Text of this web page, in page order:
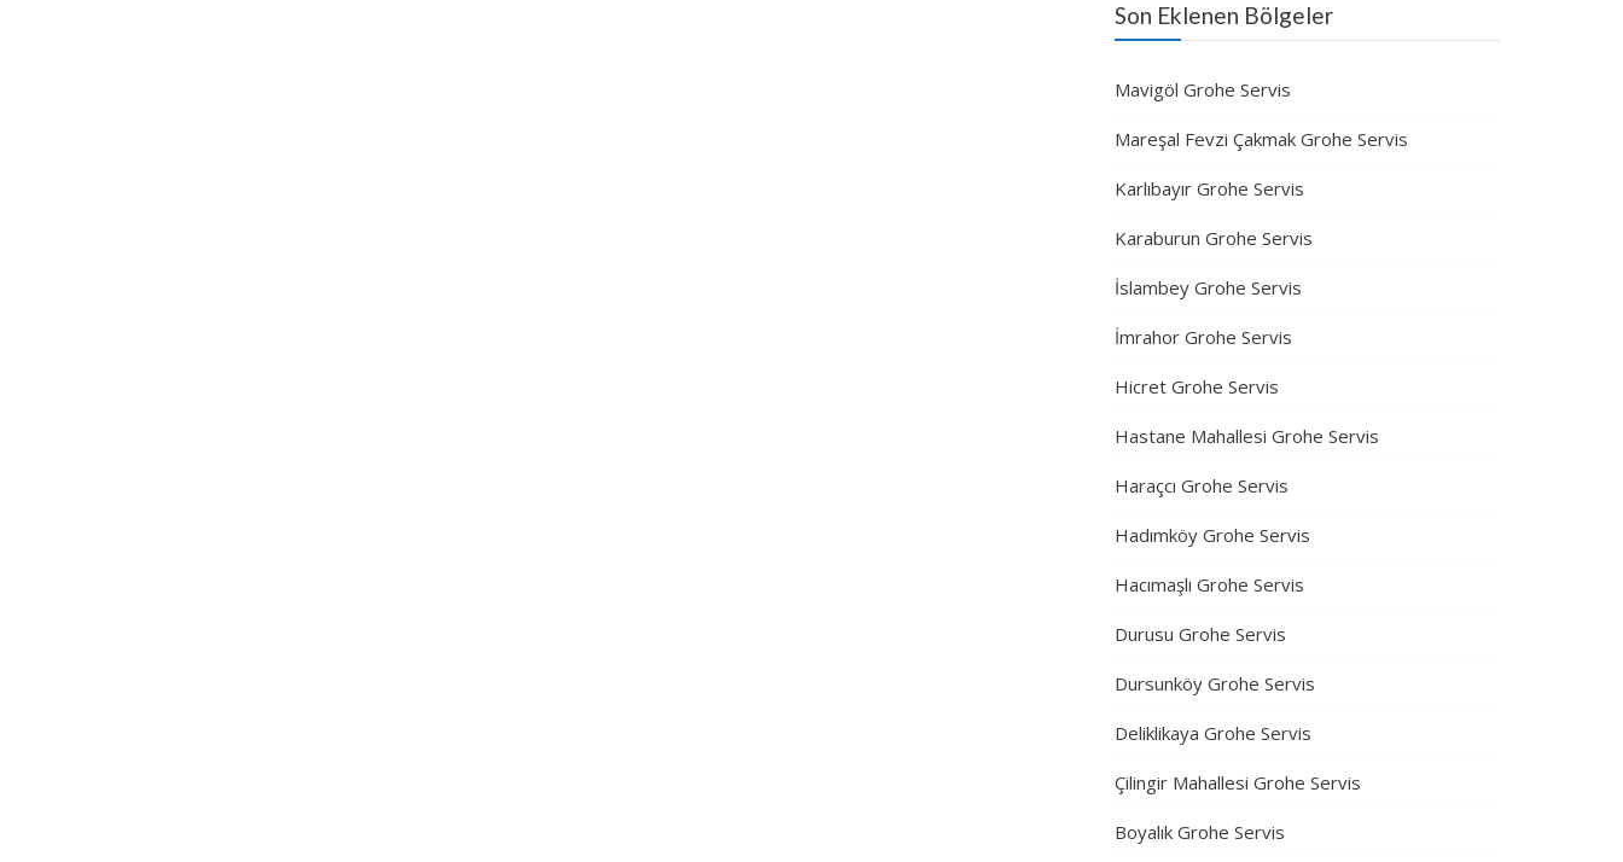
Son Eklenen Bölgeler
Mavigöl Grohe Servis
Mareşal Fevzi Çakmak Grohe Servis
Karlıbayır Grohe Servis
Karaburun Grohe Servis
İslambey Grohe Servis
İmrahor Grohe Servis
Hicret Grohe Servis
Hastane Mahallesi Grohe Servis
Haraçcı Grohe Servis
Hadımköy Grohe Servis
Hacımaşlı Grohe Servis
Durusu Grohe Servis
Dursunköy Grohe Servis
Deliklikaya Grohe Servis
Çilingir Mahallesi Grohe Servis
Boyalık Grohe Servis